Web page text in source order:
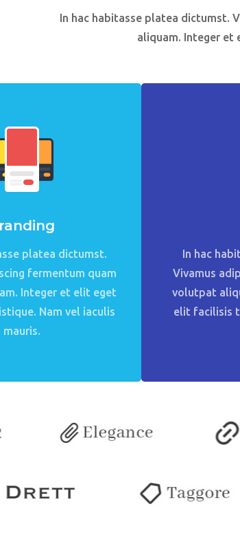
In hac habitasse platea dictumst.
aliquam. Integer
platea dictumst.
fermentum quam
Integer et elit eget
Nam vel iaculis
mauris.
In hac
Vivamus
volutpat
elit facilisis